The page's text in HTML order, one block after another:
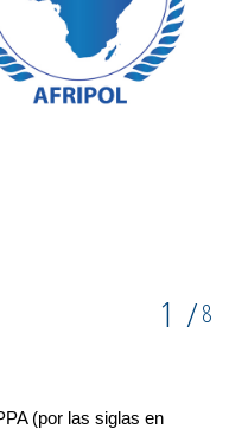
1 /8
(por las siglas en